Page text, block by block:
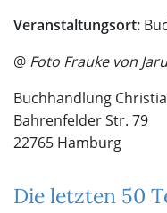
Veranstaltungsort:
@ Foto Frauke von
Buchhandlung
Bahrenfelder Str. 79
22765 Hamburg
Die letzten 50